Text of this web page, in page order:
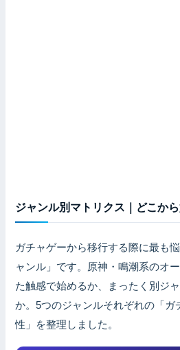
ジャンル別マトリクス｜どこか
ガチャゲーから移行する際に最も
ャンル」です。原神・鳴潮系のオ
た触感で始めるか、まったく別ジ
か。5つのジャンルそれぞれの「ガ
性」を整理しました。